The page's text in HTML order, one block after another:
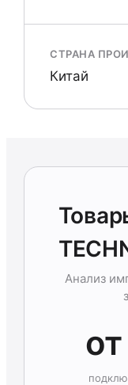
СТРАНА
Китай
Анализ